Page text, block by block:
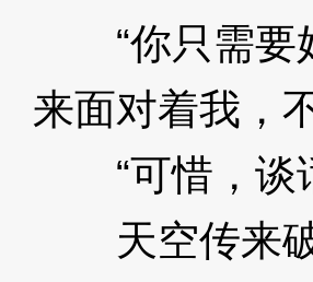
“你只需要
来面对着我，
“可惜，谈
天空传来破